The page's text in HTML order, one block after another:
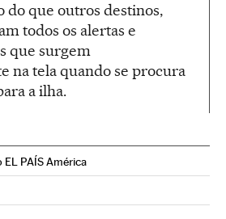
do que outros destinos,
todos os alertas e
que surgem
na tela quando se procura
a ilha.
EL PAÍS América
en Twitter
Brasil en Instagram
El País Brasil en Facebook